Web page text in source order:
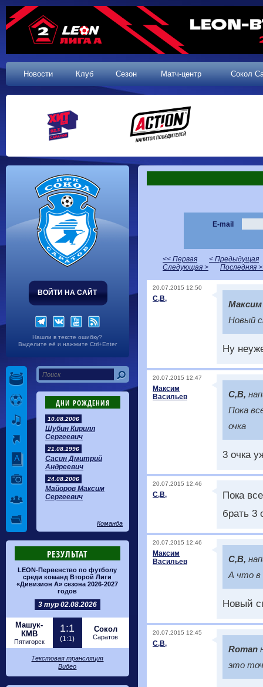
Новости Клуб Сезон Матч-центр Сокол
ВОЙТИ НА САЙТ
Нашли в тексте ошибку?
Выделите её и нажмите Ctrl+Enter
ДНИ РОЖДЕНИЯ
10.08.2006
Шубин Кирилл
Сергеевич
21.08.1996
Сасин Дмитрий
Андреевич
24.08.2006
Майоров Максим
Сергеевич
Команда
РЕЗУЛЬТАТ
LEON-Первенство по футболу
среди команд Второй Лиги
«Дивизион А» сезона 2026-2027
годов
3 тур 02.08.2026
Машук-
КМВ
Пятигорск
1:1
(1:1)
Сокол
Саратов
Текстовая трансляция
Видео
E-mail
<< Первая
< Предыдущая
Следующая >
Последняя
20.07.2015 12:50
С,В,
Максим
Новый
Ну
20.07.2015 12:47
Максим
Васильев
С,В,
Пока
очка
3 очка
20.07.2015 12:46
С,В,
Пока
брать 3
20.07.2015 12:46
Максим
Васильев
С,В,
А что в
Новый
20.07.2015 12:45
С,В,
Roman
это